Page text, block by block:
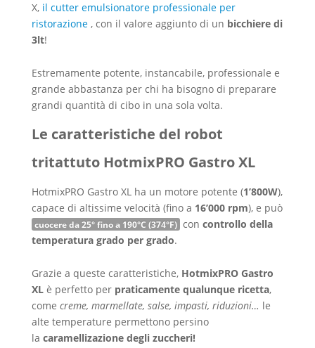
X, il cutter emulsionatore professionale per
ristorazione , con il valore aggiunto di un bicchiere di
3lt!
Estremamente potente, instancabile, professionale e
grande abbastanza per chi ha bisogno di preparare
grandi quantità di cibo in una sola volta.
Le caratteristiche del robot
tritattuto HotmixPRO Gastro XL
HotmixPRO Gastro XL ha un motore potente (1’800W),
capace di altissime velocità (fino a 16’000 rpm), e può
cuocere da 25° fino a 190°C (374°F) con controllo della
temperatura grado per grado.
Grazie a queste caratteristiche, HotmixPRO Gastro
XLè perfetto per praticamente qualunque ricetta,
come creme, marmellate, salse, impasti, riduzioni… le
alte temperature permettono persino
la caramellizazione degli zuccheri!